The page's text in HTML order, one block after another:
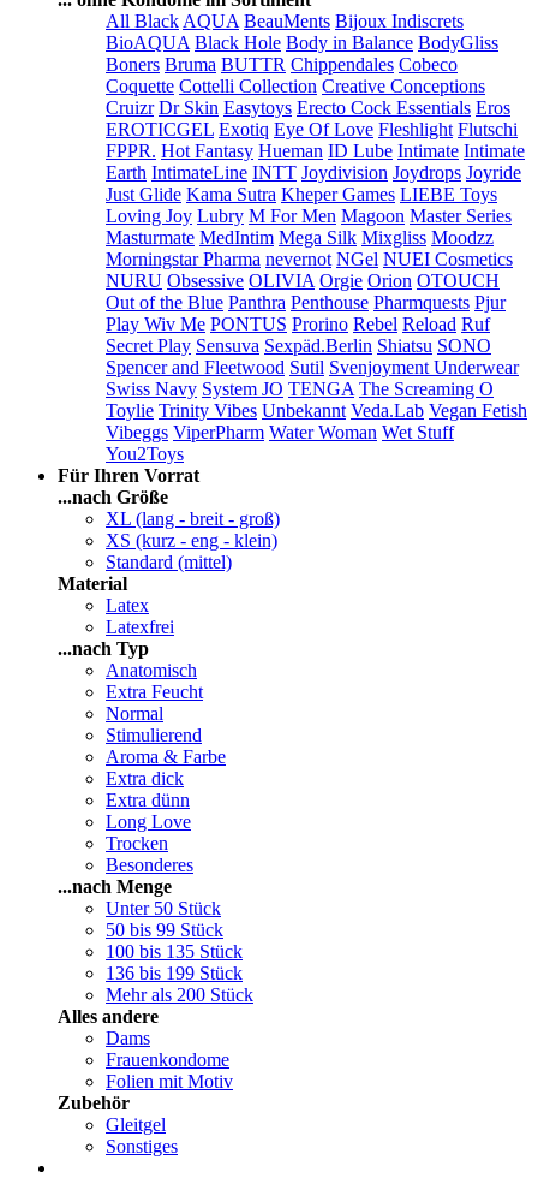
All Black AQUA BeauMents Bijoux Indiscrets
BioAQUA Black Hole Body in Balance BodyGliss
Boners Bruma BUTTR Chippendales Cobeco
Coquette Cottelli Collection Creative Conceptions
Cruizr Dr Skin Easytoys Erecto Cock Essentials Eros
EROTICGEL Exotiq Eye Of Love Fleshlight Flutschi
FPPR. Hot Fantasy Hueman ID Lube Intimate Intimate
Earth IntimateLine INTT Joydivision Joydrops Joyride
Just Glide Kama Sutra Kheper Games LIEBE Toys
Loving Joy Lubry M For Men Magoon Master Series
Masturmate MedIntim Mega Silk Mixgliss Moodzz
Morningstar Pharma nevernot NGel NUEI Cosmetics
NURU Obsessive OLIVIA Orgie Orion OTOUCH
Out of the Blue Panthra Penthouse Pharmquests Pjur
Play Wiv Me PONTUS Prorino Rebel Reload Ruf
Secret Play Sensuva Sexpäd.Berlin Shiatsu SONO
Spencer and Fleetwood Sutil Svenjoyment Underwear
Swiss Navy System JO TENGA The Screaming O
Toylie Trinity Vibes Unbekannt Veda.Lab Vegan Fetish
Vibeggs ViperPharm Water Woman Wet Stuff
You2Toys
Für Ihren Vorrat
...nach Größe
XL (lang - breit - groß)
XS (kurz - eng - klein)
Standard (mittel)
Material
Latex
Latexfrei
...nach Typ
Anatomisch
Extra Feucht
Normal
Stimulierend
Aroma & Farbe
Extra dick
Extra dünn
Long Love
Trocken
Besonderes
...nach Menge
Unter 50 Stück
50 bis 99 Stück
100 bis 135 Stück
136 bis 199 Stück
Mehr als 200 Stück
Alles andere
Dams
Frauenkondome
Folien mit Motiv
Zubehör
Gleitgel
Sonstiges